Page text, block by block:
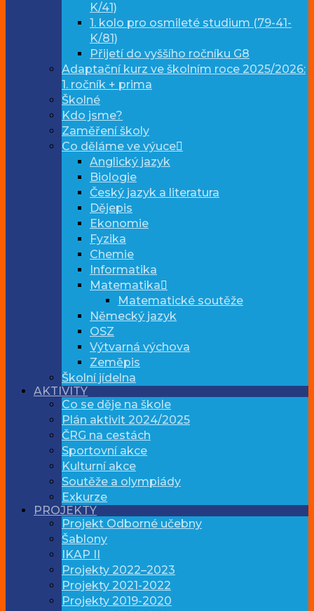
K/41)
1. kolo pro osmileté studium (79-41-
K/81)
Přijetí do vyššího ročníku G8
Adaptační kurz ve školním roce 2025/2026:
1. ročník + prima
Školné
Kdo jsme?
Zaměření školy
Co děláme ve výuce
Anglický jazyk
Biologie
Český jazyk a literatura
Dějepis
Ekonomie
Fyzika
Chemie
Informatika
Matematika
Matematické soutěže
Německý jazyk
OSZ
Výtvarná výchova
Zeměpis
Školní jídelna
AKTIVITY
Co se děje na škole
Plán aktivit 2024/2025
ČRG na cestách
Sportovní akce
Kulturní akce
Soutěže a olympiády
Exkurze
PROJEKTY
Projekt Odborné učebny
Šablony
IKAP II
Projekty 2022–2023
Projekty 2021-2022
Projekty 2019-2020